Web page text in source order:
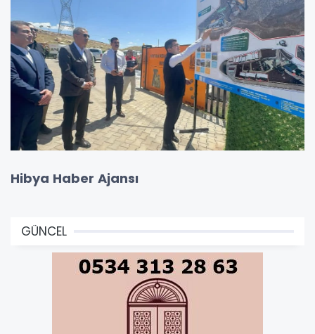
Hibya Haber Ajansı
GÜNCEL